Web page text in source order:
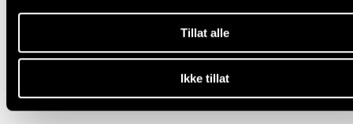
Tillat alle
Ikke tillat
KLASSISK
Cellissimo@Oslo: Konsert #3
Lørdag 8. februar 2025 19:00